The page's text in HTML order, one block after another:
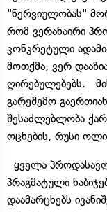
"ნერვიულობას"
რომ ვერანაირი
კონკრეტული
მოთქმა, ვერ
ღირებულებებს.
გარეშემო
შესაძლებლობა
ოცნების, რუსი
ყველა
პრაგმატული
დაამარცხებს